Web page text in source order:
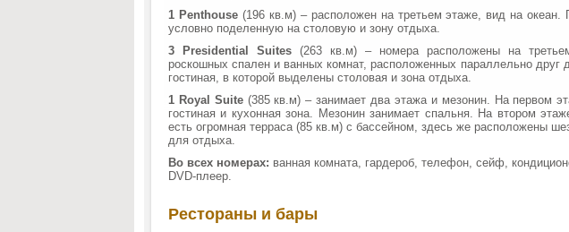
1 Penthouse(196 кв.м) – расположен на третьем этаже, вид на океан.
условно поделенную на столовую и зону отдыха.
3 Presidential Suites (263 кв.м) – номера расположены на
роскошных спален и ванных комнат, расположенных параллельно друг
гостиная, в которой выделены столовая и зона отдыха.
1 Royal Suite(385 кв.м) – занимает два этажа и мезонин. На первом
гостиная и кухонная зона. Мезонин занимает спальня. На втором
есть огромная терраса (85 кв.м) с бассейном, здесь же расположены
для отдыха.
Во всех номерах: ванная комната, гардероб, телефон, сейф,
DVD-плеер.
Рестораны и бары